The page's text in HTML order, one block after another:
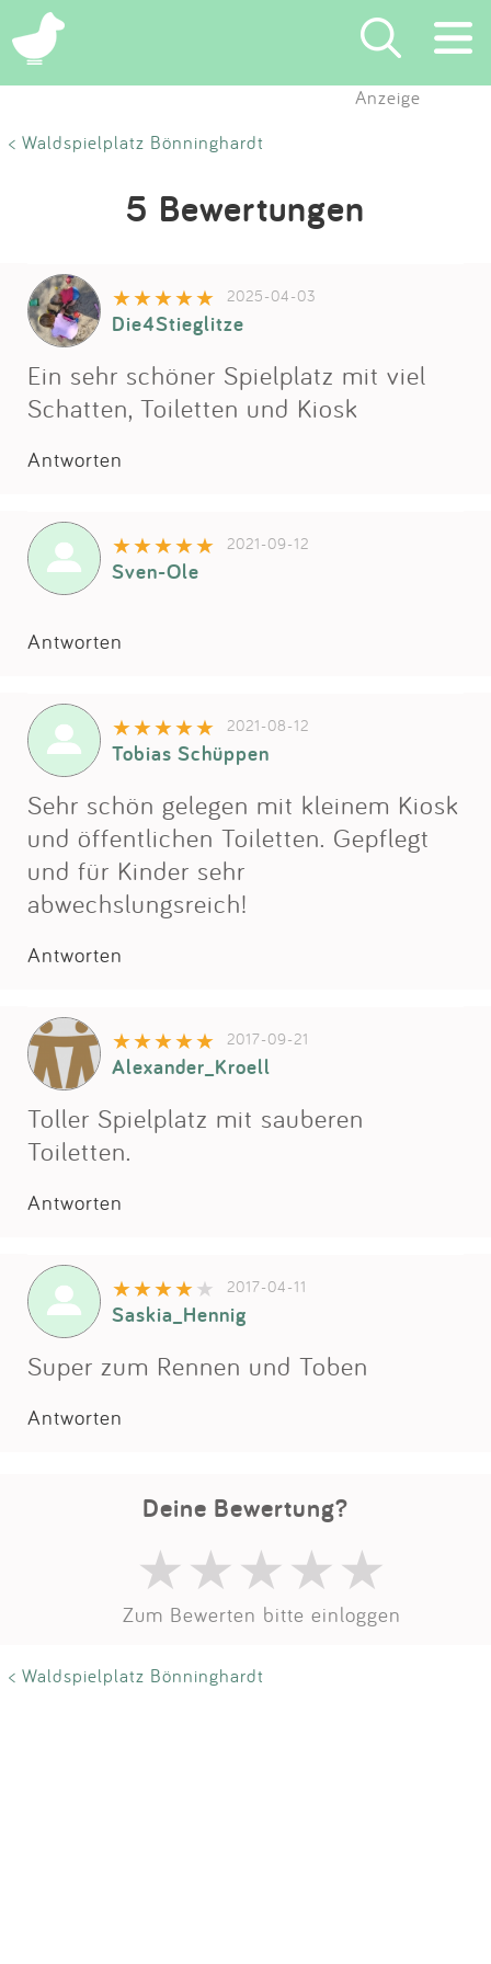
Suchen
Eintragen
Blog
Partner
Anmelden
Anzeige
< Waldspielplatz Bönninghardt
5 Bewertungen
2025-04-03
Die4Stieglitze
Ein sehr schöner Spielplatz mit viel
Schatten, Toiletten und Kiosk
Antworten
2021-09-12
Sven-Ole
Antworten
2021-08-12
Tobias Schüppen
Sehr schön gelegen mit kleinem Kiosk
und öffentlichen Toiletten. Gepflegt
und für Kinder sehr
abwechslungsreich!
Antworten
2017-09-21
Alexander_Kroell
Toller Spielplatz mit sauberen
Toiletten.
Antworten
2017-04-11
Saskia_Hennig
Super zum Rennen und Toben
Antworten
Deine Bewertung?
Zum Bewerten bitte einloggen
< Waldspielplatz Bönninghardt